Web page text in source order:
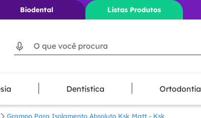
Biodental Listas Produtos
O que você procura
Dentistica Ortodontia
Grampo Para Isolamento Absoluto Ksk Matt - Ksk